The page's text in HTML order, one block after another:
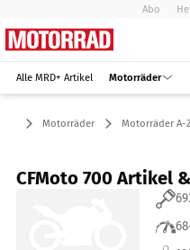
Abo
Alle MRD+ Artikel Motorräder
Motorräder Motorräder A-
CFMoto 700 Artikel